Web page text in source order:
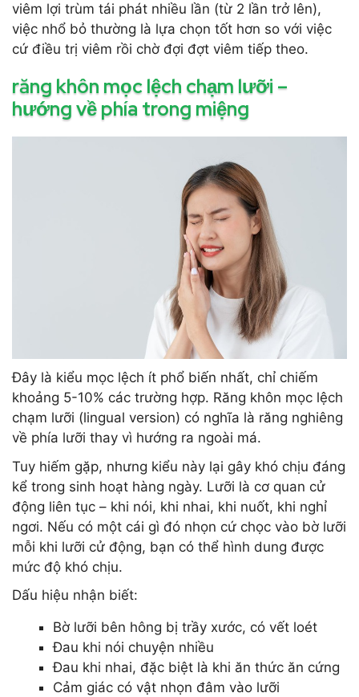
viêm lợi trùm tái phát nhiều lần (từ 2 lần trở lên),
việc nhổ bỏ thường là lựa chọn tốt hơn so với việc
cứ điều trị viêm rồi chờ đợi đợt viêm tiếp theo.
răng khôn mọc lệch chạm lưỡi –
hướng về phía trong miệng
Đây là kiểu mọc lệch ít phổ biến nhất, chỉ chiếm
khoảng 5-10% các trường hợp. Răng khôn mọc lệch
chạm lưỡi (lingual version) có nghĩa là răng nghiêng
về phía lưỡi thay vì hướng ra ngoài má.
Tuy hiếm gặp, nhưng kiểu này lại gây khó chịu đáng
kể trong sinh hoạt hàng ngày. Lưỡi là cơ quan cử
động liên tục – khi nói, khi nhai, khi nuốt, khi nghỉ
ngơi. Nếu có một cái gì đó nhọn cứ chọc vào bờ lưỡi
mỗi khi lưỡi cử động, bạn có thể hình dung được
mức độ khó chịu.
Dấu hiệu nhận biết:
Bờ lưỡi bên hông bị trầy xước, có vết loét
Đau khi nói chuyện nhiều
Đau khi nhai, đặc biệt là khi ăn thức ăn cứng
Cảm giác có vật nhọn đâm vào lưỡi